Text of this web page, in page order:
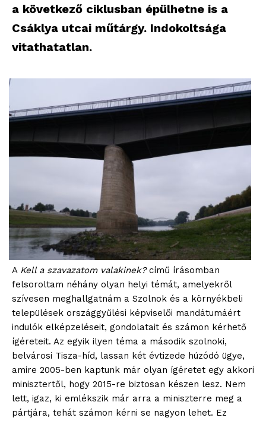
a következő ciklusban épülhetne is a
Csáklya utcai műtárgy. Indokoltsága
vitathatatlan.
A Kell a szavazatom valakinek?című írásomban
felsoroltam néhány olyan helyi témát, amelyekről
szívesen meghallgatnám a Szolnok és a környékbeli
települések országgyűlési képviselői mandátumáért
indulók elképzeléseit, gondolatait és számon kérhető
ígéreteit. Az egyik ilyen téma a második szolnoki,
belvárosi Tisza-híd, lassan két évtizede húzódó ügye,
amire 2005-ben kaptunk már olyan ígéretet egy akkori
minisztertől, hogy 2015-re biztosan készen lesz. Nem
lett, igaz, ki emlékszik már arra a miniszterre meg a
pártjára, tehát számon kérni se nagyon lehet. Ez